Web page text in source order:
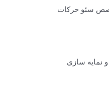
سئو حرکات
نمایه سازی